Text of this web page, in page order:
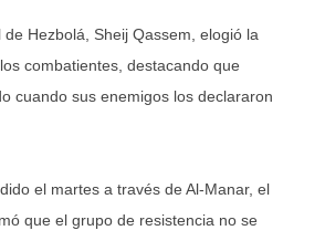
combatientes, destacando que
cuando sus enemigos los declararon
el martes a través de Al-Manar, el
que el grupo de resistencia no se